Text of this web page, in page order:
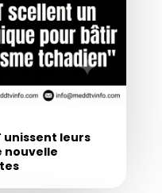
unissent leurs
nouvelle